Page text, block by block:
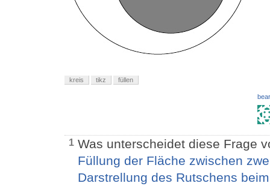
kreis tikz füllen
1 Was unterscheidet diese Frage
Füllung der Fläche zwischen
Darstrellung des Rutschens